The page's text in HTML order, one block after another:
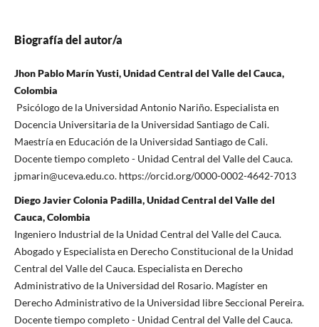
Biografía del autor/a
Jhon Pablo Marín Yusti, Unidad Central del Valle del Cauca,
Colombia
Psicólogo de la Universidad Antonio Nariño. Especialista en
Docencia Universitaria de la Universidad Santiago de Cali.
Maestría en Educación de la Universidad Santiago de Cali.
Docente tiempo completo - Unidad Central del Valle del Cauca.
jpmarin@uceva.edu.co. https://orcid.org/0000-0002-4642-7013
Diego Javier Colonia Padilla, Unidad Central del Valle del
Cauca, Colombia
Ingeniero Industrial de la Unidad Central del Valle del Cauca.
Abogado y Especialista en Derecho Constitucional de la Unidad
Central del Valle del Cauca. Especialista en Derecho
Administrativo de la Universidad del Rosario. Magíster en
Derecho Administrativo de la Universidad libre Seccional Pereira.
Docente tiempo completo - Unidad Central del Valle del Cauca.